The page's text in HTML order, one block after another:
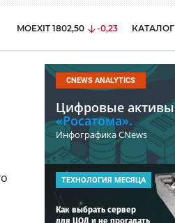
MOEXIT 1802,50 -0,23 КАТАЛОГ
CNEWS ANALYTICS
Цифровые активы
«Росатома».
Инфографика CNews
ТЕХНОЛОГИЯ МЕСЯЦА
Как выбрать сервер
для ЦОД и не прогадать